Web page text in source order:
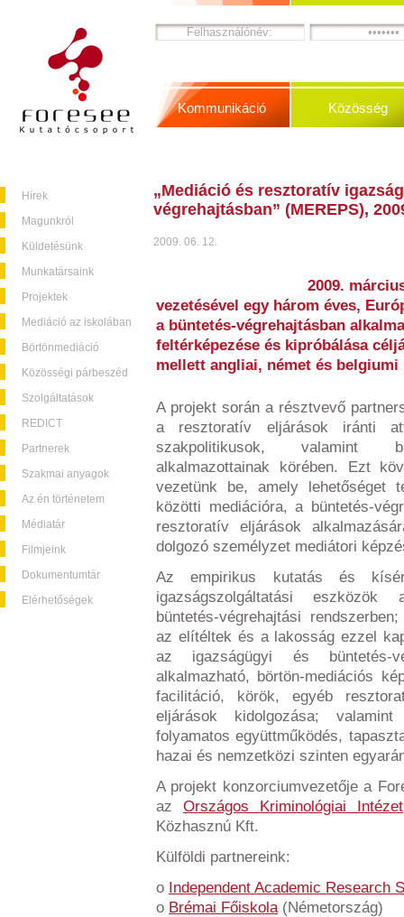
Hírek
Magunkról
Küldetésünk
Munkatársaink
Projektek
Mediáció az iskolában
Börtönmediáció
Közösségi párbeszéd
Szolgáltatások
REDICT
Partnerek
Szakmai anyagok
Az én történetem
Médiatár
Filmjeink
Dokumentumtár
Elérhetőségek
Kommunikáció Közösség
„Mediáció és resztoratív
végrehajtásban” (MEREPS),
2009. 06. 12.
2009.
vezetésével egy három éves,
a büntetés-végrehajtásban
feltérképezése és kipróbálása
mellett angliai, német és
A projekt során a résztvevő
a resztoratív eljárások iránti
szakpolitikusok, valamint
alkalmazottainak körében. Ezt
vezetünk be, amely lehetőséget
közötti mediációra, a büntetés-
resztoratív eljárások
dolgozó személyzet mediátori
Az empirikus kutatás és
igazságszolgáltatási eszközök
büntetés-végrehajtási
az elítéltek és a lakosság ezzel
az igazságügyi és büntetés-
alkalmazható, börtön-mediációs
facilitáció, körök, egyéb
eljárások kidolgozása;
folyamatos együttműködés,
hazai és nemzetközi szinten
A projekt konzorciumvezetője a
az Országos Kriminológiai Intézet
Közhasznú Kft.
Külföldi partnereink:
o Independent Academic Research
o Brémai Főiskola(Németország)